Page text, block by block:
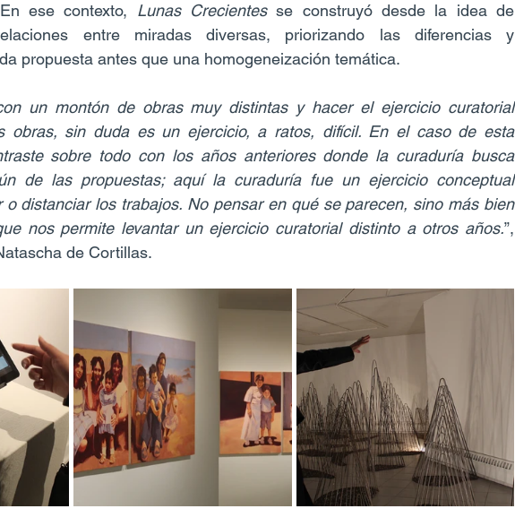
ese contexto, Lunas Crecientes se construyó desde la idea de
entre miradas diversas, priorizando las diferencias y
propuesta antes que una homogeneización temática.
un montón de obras muy distintas y hacer el ejercicio curatorial
obras, sin duda es un ejercicio, a ratos, difícil. En el caso de esta
sobre todo con los años anteriores donde la curaduría busca
de las propuestas; aquí la curaduría fue un ejercicio conceptual
o distanciar los trabajos. No pensar en qué se parecen, sino más bien
nos permite levantar un ejercicio curatorial distinto a otros años.”,
de Cortillas.